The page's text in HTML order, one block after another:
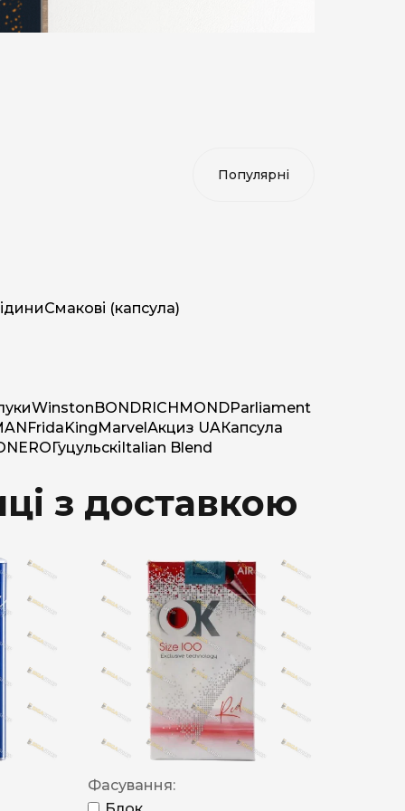
Смакові (капсула)
WinstonBONDRICHMONDParliament
FridaKingMarvelАкциз UAКапсула
NEROГуцульскіItalian Blend
з доставкою
Фасування: